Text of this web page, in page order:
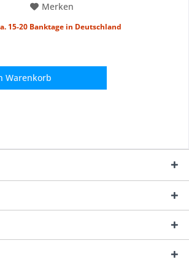
Merken
15-20 Banktage in Deutschland
Warenkorb